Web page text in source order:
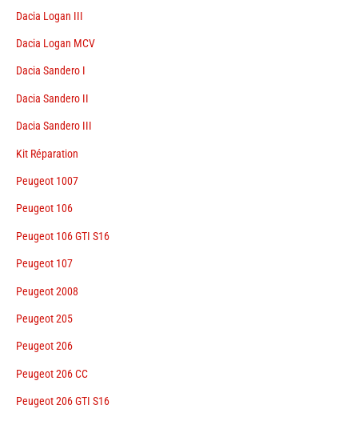
Dacia Logan III
Dacia Logan MCV
Dacia Sandero I
Dacia Sandero II
Dacia Sandero III
Kit Réparation
Peugeot 1007
Peugeot 106
Peugeot 106 GTI S16
Peugeot 107
Peugeot 2008
Peugeot 205
Peugeot 206
Peugeot 206 CC
Peugeot 206 GTI S16